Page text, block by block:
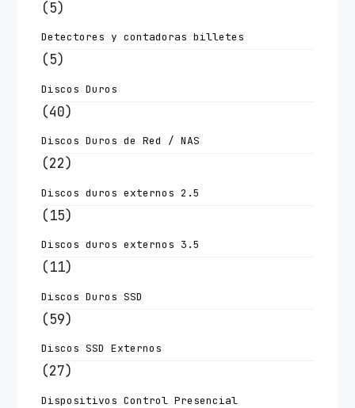
(5)
Detectores y contadoras billetes
(5)
Discos Duros
(40)
Discos Duros de Red / NAS
(22)
Discos duros externos 2.5
(15)
Discos duros externos 3.5
(11)
Discos Duros SSD
(59)
Discos SSD Externos
(27)
Dispositivos Control Presencial